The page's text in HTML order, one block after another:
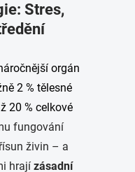
Stres,
orgán
2 % tělesné
20 % celkové
fungování
živin – a
hrají zásadní